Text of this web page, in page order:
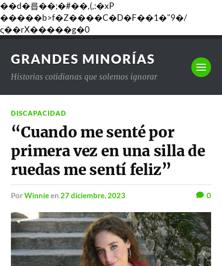
��d�릅��;�#��,(,:�xP
�����b>f�Z����C�D�F��1�"9�/
ς��rX�����g�0
GRANDES MINORÍAS
Historias cotidianas que solemos ignorar
DISCAPACIDAD
“Cuando me senté por
primera vez en una silla de
ruedas me sentí feliz”
porWinnieen 27 diciembre, 2023 0